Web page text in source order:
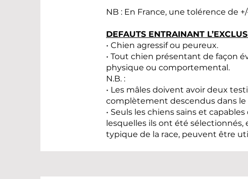
NB : En France, une tolérence de
DEFAUTS ENTRAINANT
• Chien agressif ou peureux.
• Tout chien présentant de façon
physique ou comportemental.
N.B. :
• Les mâles doivent avoir deux
complètement descendus dans le
• Seuls les chiens sains et
lesquelles ils ont été
typique de la race, peuvent être